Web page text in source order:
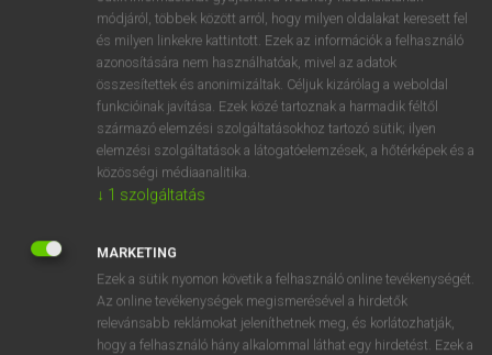
VAN ELŐFIZETÉSED?
Van előfizetésem a teljes szócikk megtekintéséhez.
BELÉPÉS
NINCS ELŐFIZETÉSED?
Nincs regisztrációm és előfizetésem. A szótár 2 órás,
díjmentes próbaverziójának elindításához regisztrálok és
módjáról, többek között arról, hogy milyen oldalakat keresett fel
és milyen linkekre kattintott. Ezek az információk a felhasználó
azonosítására nem használhatóak, mivel az adatok
összesítettek és anonimizáltak. Céljuk kizárólag a weboldal
funkcióinak javítása. Ezek közé tartoznak a harmadik féltől
származó elemzési szolgáltatásokhoz tartozó sütik; ilyen
elemzési szolgáltatások a látogatóelemzések, a hőtérképek és a
közösségi médiaanalitika.
↓ 1 szolgáltatás
MARKETING
Ezek a sütik nyomon követik a felhasználó online tevékenységét.
Az online tevékenységek megismerésével a hirdetők
relevánsabb reklámokat jeleníthetnek meg, és korlátozhatják,
hogy a felhasználó hány alkalommal láthat egy hirdetést. Ezek a